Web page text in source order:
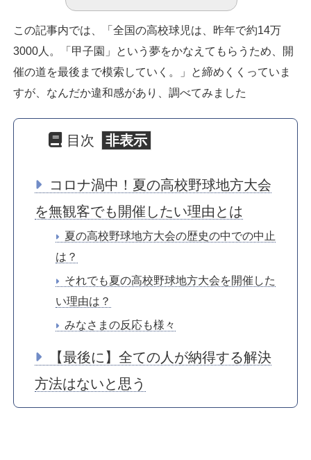
この記事内では、「全国の高校球児は、昨年で約14万
3000人。「甲子園」という夢をかなえてもらうため、開
催の道を最後まで模索していく。」と締めくくっていま
すが、なんだか違和感があり、調べてみました
目次
コロナ渦中！夏の高校野球地方大会
を無観客でも開催したい理由とは
夏の高校野球地方大会の歴史の中での中止
は？
それでも夏の高校野球地方大会を開催した
い理由は？
みなさまの反応も様々
【最後に】全ての人が納得する解決
方法はないと思う